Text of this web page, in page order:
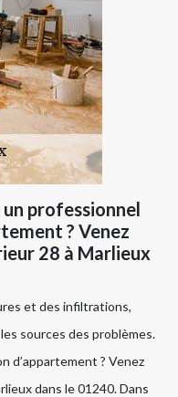
professionnel
? Venez
28 à Marlieux
et des infiltrations,
sources des problèmes.
d’appartement ? Venez
dans le 01240. Dans